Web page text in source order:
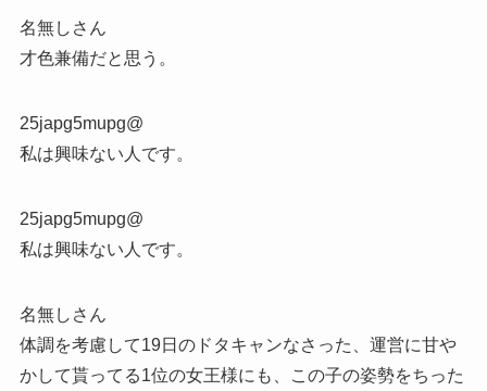
名無しさん
才色兼備だと思う。
25japg5mupg@
私は興味ない人です。
25japg5mupg@
私は興味ない人です。
名無しさん
体調を考慮して19日のドタキャンなさった、運営に甘や
かして貰ってる1位の女王様にも、この子の姿勢をちった